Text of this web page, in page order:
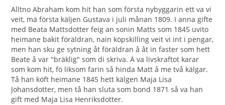
Alltno Abraham kom hit han som första nybyggarin ett va vi
veit, mä första käljen Gustava i juli månan 1809. I anna gifte
med Beata Mattsdotter feig an sonin Matts som 1845 uvito
heimane bakit föräldran, nain köpskilling veit vi int i pengar,
men han sku ge sytning åt föräldran å åt in faster som hett
Beate å var "bräklig" som di skriva. Ä va livskraftot karar
som kom hit, fö liksom farin så hinda Matt å me två kälgar.
Tå han köft heimane 1845 hett kälgen Maja Lisa
Johansdotter, men tå han sluta som bond 1871 så va han
gift med Maja Lisa Henriksdotter.